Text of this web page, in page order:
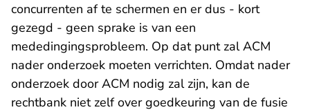
concurrenten af te schermen en er dus - kort
gezegd - geen sprake is van een
mededingingsprobleem. Op dat punt zal ACM
nader onderzoek moeten verrichten. Omdat nader
onderzoek door ACM nodig zal zijn, kan de
rechtbank niet zelf over goedkeuring van de fusie